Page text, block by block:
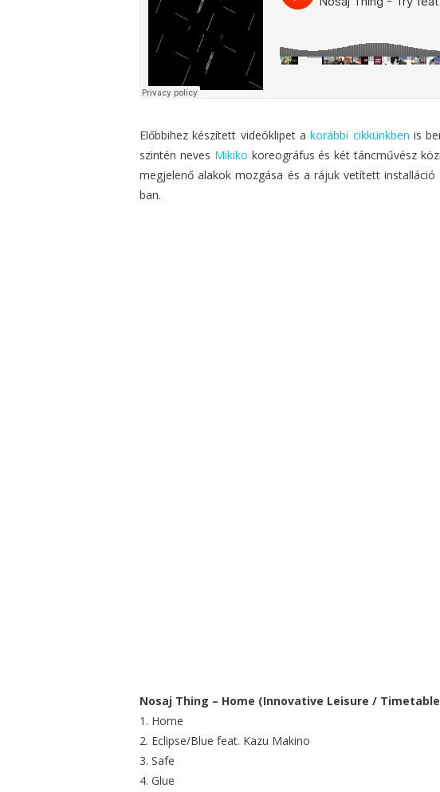
Előbbihez készített videóklipet akorábbi cikkünkben is
szintén neves Mikiko koreográfus és két táncművész
megjelenő alakok mozgása és a rájuk vetített
ban.
Nosaj Thing – Home (Innovative Leisure / Timetable
1. Home
2. Eclipse/Blue feat. Kazu Makino
3. Safe
4. Glue